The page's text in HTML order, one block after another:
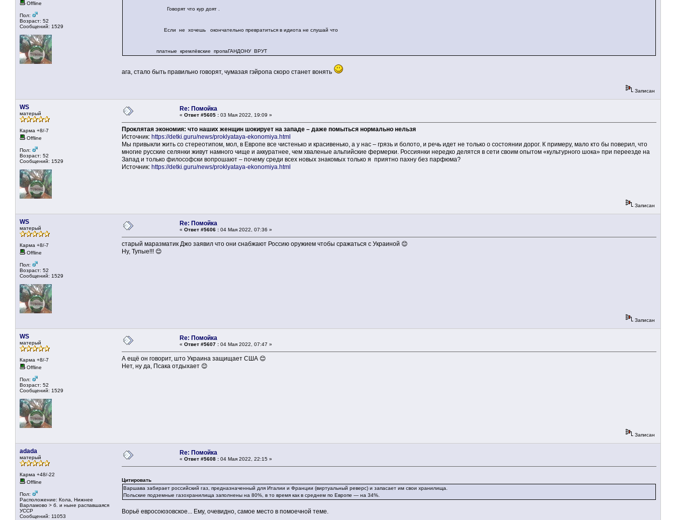
Offline
Пол:
Возраст: 52
Сообщений: 1529
Говорят что кур доят .
Если не хочешь окончательно превратиться в идиота не слушай что
платные кремлёвские пропаГАНДОНУ ВРУТ
ага, стало быть правильно говорят, чумазая гэйропа скоро станет вонять
Записан
WS
матерый
Карма +8/-7
Offline
Пол:
Возраст: 52
Сообщений: 1529
Re: Помойка
« Ответ #5605 : 03 Мая 2022, 19:09 »
Проклятая экономия: что наших женщин шокирует на западе – даже помыться нормально нельзя
Источник: https://detki.guru/news/proklyataya-ekonomiya.html
Мы привыкли жить со стереотипом, мол, в Европе все чистенько и красивенько, а у нас – грязь и болото, и речь идет не только о состоянии дорог. К примеру, мало кто бы поверил, что
многие русские селянки живут намного чище и аккуратнее, чем хваленые альпийские фермерки. Россиянки нередко делятся в сети своим опытом «культурного шока» при переезде на
Запад и только философски вопрошают – почему среди всех новых знакомых только я приятно пахну без парфюма?
Источник: https://detki.guru/news/proklyataya-ekonomiya.html
Записан
WS
матерый
Карма +8/-7
Offline
Пол:
Возраст: 52
Сообщений: 1529
Re: Помойка
« Ответ #5606 : 04 Мая 2022, 07:36 »
старый маразматик Джо заявил что они снабжают Россию оружием чтобы сражаться с Украиной 😊
Ну, Тупые!!! 😊
Записан
WS
матерый
Карма +8/-7
Offline
Пол:
Возраст: 52
Сообщений: 1529
Re: Помойка
« Ответ #5607 : 04 Мая 2022, 07:47 »
А ещё он говорит, што Украина защищает США 😊
Нет, ну да, Псака отдыхает 😊
Записан
adada
матерый
Карма +48/-22
Offline
Пол:
Расположение: Кола, Нижнее
Варламово > б. и ныне распавшаяся
УССР
Сообщений: 11053
Re: Помойка
« Ответ #5608 : 04 Мая 2022, 22:15 »
Цитировать
Варшава забирает российский газ, предназначенный для Италии и Франции (виртуальный реверс) и запасает им свои хранилища.
Польские подземные газохранилища заполнены на 80%, в то время как в среднем по Европе — на 34%.
Ворьё евросоюзовское... Ему, очевидно, самое место в помоечной теме.